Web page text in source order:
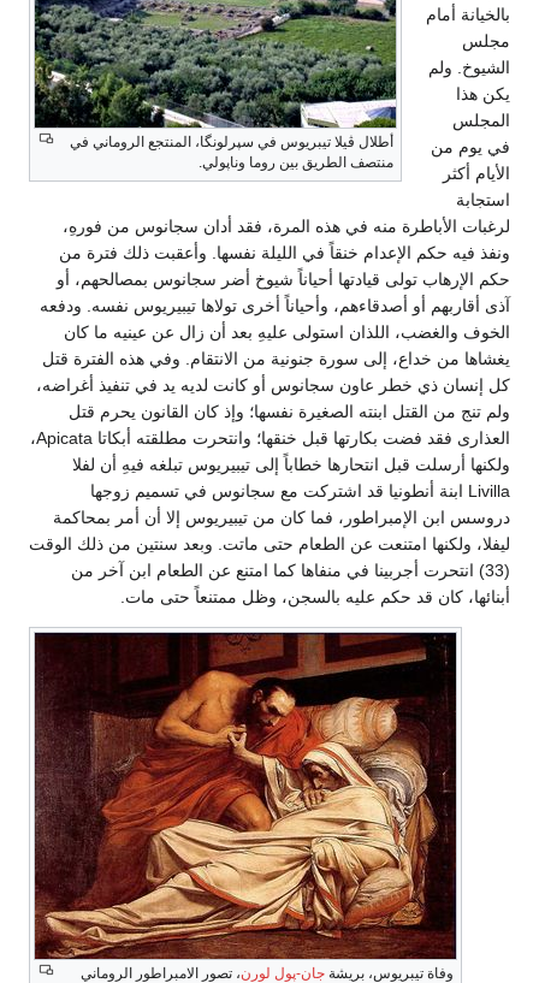
أطلال ڤيلا تيبريوس في سپرلونگا، المنتجع الروماني في
منتصف الطريق بين روما وناپولي.
بالخيانة أمام
مجلس
الشيوخ. ولم
يكن هذا
المجلس
في يوم من
الأيام أكثر
استجابة
لرغبات الأباطرة منه في هذه المرة، فقد أدان سجانوس من فورهِ،
ونفذ فيه حكم الإعدام خنقاً في الليلة نفسها. وأعقبت ذلك فترة من
حكم الإرهاب تولى قيادتها أحياناً شيوخ أضر سجانوس بمصالحهم، أو
آذى أقاربهم أو أصدقاءهم، وأحياناً أخرى تولاها تيبيريوس نفسه. ودفعه
الخوف والغضب، اللذان استولى عليهِ بعد أن زال عن عينيه ما كان
يغشاها من خداع، إلى سورة جنونية من الانتقام. وفي هذه الفترة قتل
كل إنسان ذي خطر عاون سجانوس أو كانت لديه يد في تنفيذ أغراضه،
ولم تنج من القتل ابنته الصغيرة نفسها؛ وإذ كان القانون يحرم قتل
العذارى فقد فضت بكارتها قبل خنقها؛ وانتحرت مطلقته أبكاتا Apicata،
ولكنها أرسلت قبل انتحارها خطاباً إلى تيبيريوس تبلغه فيهِ أن لفلا
Livilla ابنة أنطونيا قد اشتركت مع سجانوس في تسميم زوجها
دروسس ابن الإمبراطور، فما كان من تيبيريوس إلا أن أمر بمحاكمة
ليفلا، ولكنها امتنعت عن الطعام حتى ماتت. وبعد سنتين من ذلك الوقت
(33) انتحرت أجربينا في منفاها كما امتنع عن الطعام ابن آخر من
أبنائها، كان قد حكم عليه بالسجن، وظل ممتنعاً حتى مات.
وفاة تيبريوس، بريشة جان-پول لورن، تصور الامبراطور الروماني